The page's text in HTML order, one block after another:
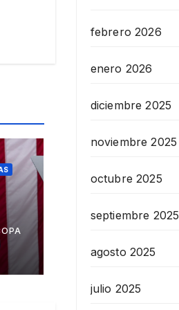
febrero 2026
enero 2026
diciembre 2025
noviembre 2025
octubre 2025
septiembre 2025
agosto 2025
julio 2025